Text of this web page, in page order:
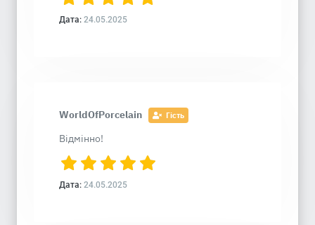
Дата: 24.05.2025
WorldOfPorcelain Гість
Відмінно!
Дата: 24.05.2025